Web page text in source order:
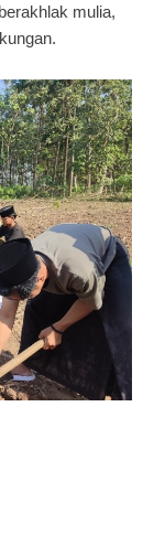
mulia,